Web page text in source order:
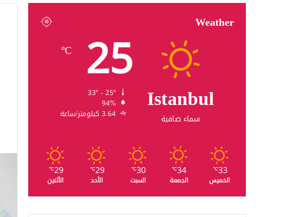
Weather
Istanbul
سماء صافية
25
℃
94%
3.64 كيلومتر/ساعة
33
℃
الخميس
34
℃
الجمعة
30
℃
السبت
29
℃
الأحد
29
℃
الأثنين